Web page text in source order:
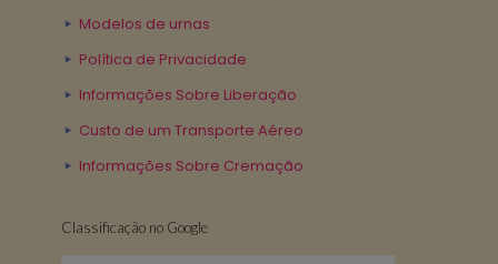
Modelos de urnas
Política de Privacidade
Informações Sobre Liberação
Custo de um Transporte Aéreo
Informações Sobre Cremação
Classificação no Google